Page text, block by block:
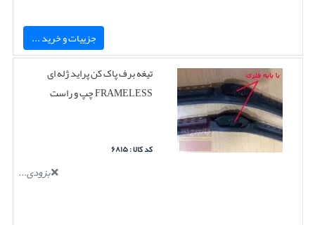
جزییات و خرید ...
تیغه برف پاک کن پراید ژله ای
FRAMELESS چپ و راست
کد کالا : ۶۸۱۵
بزودی...